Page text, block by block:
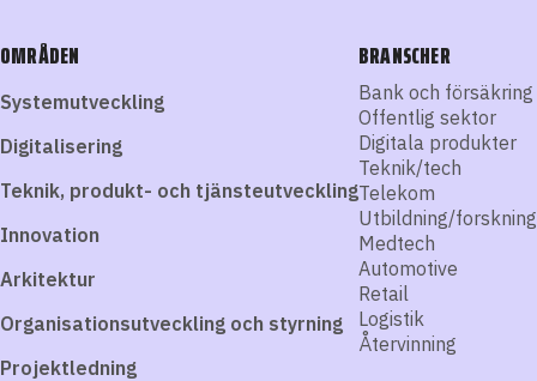
OMRÅDEN
Systemutveckling
Digitalisering
Teknik, produkt- och tjänsteutveckling
Innovation
Arkitektur
Organisationsutveckling och styrning
Projektledning
BRANSCHER
Bank och försäkring
Offentlig sektor
Digitala produkter
Teknik/tech
Telekom
Utbildning/forskning
Medtech
Automotive
Retail
Logistik
Återvinning